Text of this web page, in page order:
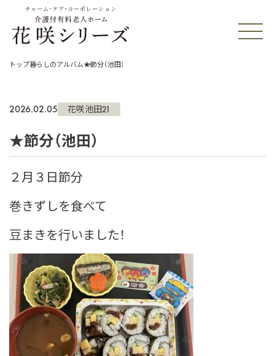
チャーム・ケア・コーポレーション
トップ暮らしのアルバム★節分（池田）
2026.02.05 花咲池田21
★節分（池田）
２月３日節分
巻きずしを食べて
豆まきを行いました！